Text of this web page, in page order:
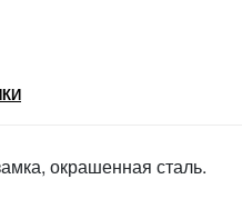
окрашенная сталь.